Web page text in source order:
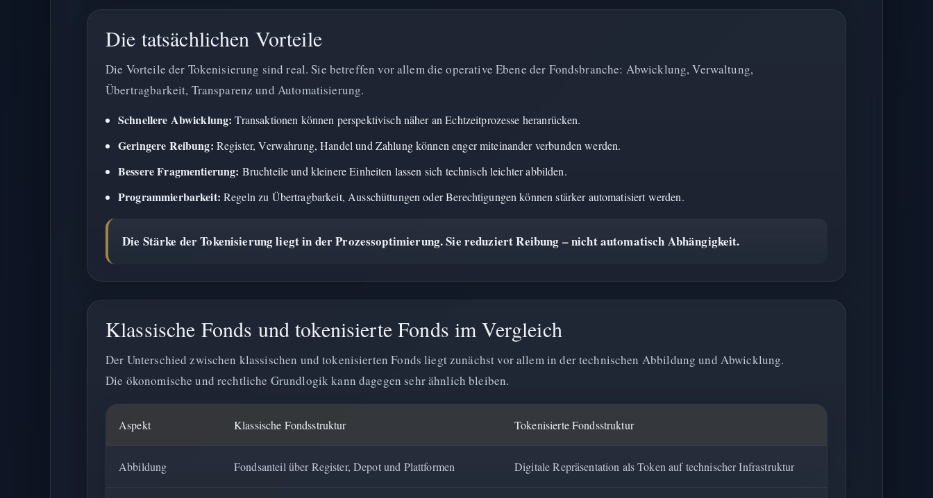
Die tatsächlichen Vorteile
Die Vorteile der Tokenisierung sind real. Sie betreffen vor allem die operative Ebene der Fondsbranche: Abwicklung, Verwaltung,
Übertragbarkeit, Transparenz und Automatisierung.
Schnellere Abwicklung: Transaktionen können perspektivisch näher an Echtzeitprozesse heranrücken.
Geringere Reibung: Register, Verwahrung, Handel und Zahlung können enger miteinander verbunden werden.
Bessere Fragmentierung: Bruchteile und kleinere Einheiten lassen sich technisch leichter abbilden.
Programmierbarkeit: Regeln zu Übertragbarkeit, Ausschüttungen oder Berechtigungen können stärker automatisiert werden.
Die Stärke der Tokenisierung liegt in der Prozessoptimierung. Sie reduziert Reibung – nicht automatisch Abhängigkeit.
Klassische Fonds und tokenisierte Fonds im Vergleich
Der Unterschied zwischen klassischen und tokenisierten Fonds liegt zunächst vor allem in der technischen Abbildung und Abwicklung.
Die ökonomische und rechtliche Grundlogik kann dagegen sehr ähnlich bleiben.
Aspekt Klassische Fondsstruktur Tokenisierte Fondsstruktur
Abbildung Fondsanteil über Register, Depot und Plattformen Digitale Repräsentation als Token auf technischer Infrastruktur